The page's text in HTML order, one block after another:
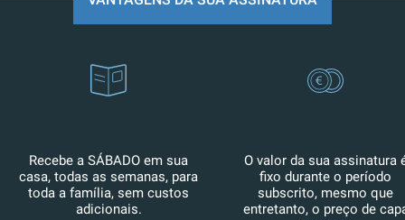
Recebe a SÁBADO em sua
casa, todas as semanas, para
toda a família, sem custos
adicionais.
O valor da sua assinatura
fixo durante o período
subscrito, mesmo que
entretanto, o preço de